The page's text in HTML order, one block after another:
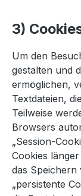
3)
Um den
gestalten und
ermöglichen,
Textdateien,
Teilweise
Browsers
„Session-
Cookies
das Speichern
„persistente